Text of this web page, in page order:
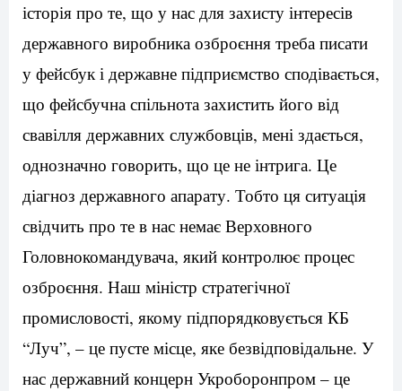
історія про те, що у нас для захисту інтересів
державного виробника озброєння треба писати
у фейсбук і державне підприємство сподівається,
що фейсбучна спільнота захистить його від
свавілля державних службовців, мені здається,
однозначно говорить, що це не інтрига. Це
діагноз державного апарату. Тобто ця ситуація
свідчить про те в нас немає Верховного
Головнокомандувача, який контролює процес
озброєння. Наш міністр стратегічної
промисловості, якому підпорядковується КБ
“Луч”, – це пусте місце, яке безвідповідальне. У
нас державний концерн Укроборонпром – це